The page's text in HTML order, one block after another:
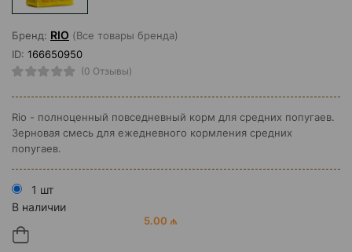
Бренд: RIO (Все товары бренда)
ID: 166650950
(0 Отзывы)
Rio - полноценный повседневный корм для средних попугаев.
Зерновая смесь для ежедневного кормления средних
попугаев.
1 шт
В наличии
5.00 ₼